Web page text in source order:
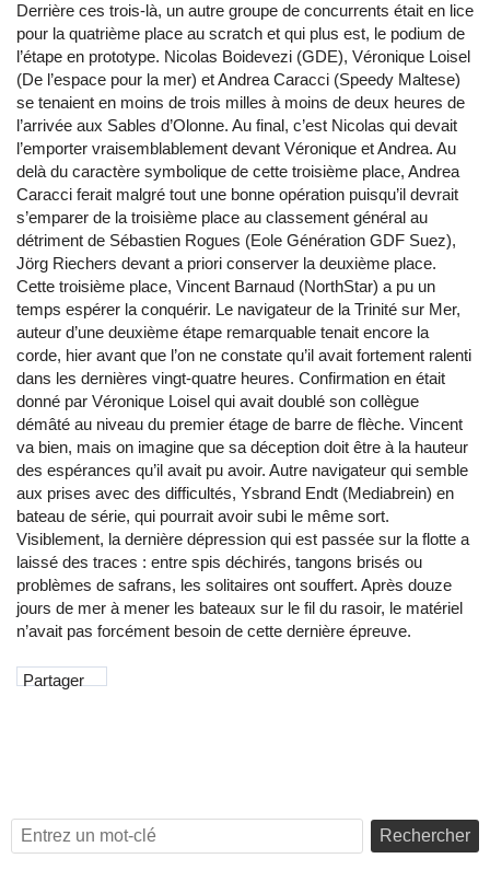
Derrière ces trois-là, un autre groupe de concurrents était en lice
pour la quatrième place au scratch et qui plus est, le podium de
l’étape en prototype. Nicolas Boidevezi (GDE), Véronique Loisel
(De l’espace pour la mer) et Andrea Caracci (Speedy Maltese)
se tenaient en moins de trois milles à moins de deux heures de
l’arrivée aux Sables d’Olonne. Au final, c’est Nicolas qui devait
l’emporter vraisemblablement devant Véronique et Andrea. Au
delà du caractère symbolique de cette troisième place, Andrea
Caracci ferait malgré tout une bonne opération puisqu’il devrait
s’emparer de la troisième place au classement général au
détriment de Sébastien Rogues (Eole Génération GDF Suez),
Jörg Riechers devant a priori conserver la deuxième place.
Cette troisième place, Vincent Barnaud (NorthStar) a pu un
temps espérer la conquérir. Le navigateur de la Trinité sur Mer,
auteur d’une deuxième étape remarquable tenait encore la
corde, hier avant que l’on ne constate qu’il avait fortement ralenti
dans les dernières vingt-quatre heures. Confirmation en était
donné par Véronique Loisel qui avait doublé son collègue
démâté au niveau du premier étage de barre de flèche. Vincent
va bien, mais on imagine que sa déception doit être à la hauteur
des espérances qu’il avait pu avoir. Autre navigateur qui semble
aux prises avec des difficultés, Ysbrand Endt (Mediabrein) en
bateau de série, qui pourrait avoir subi le même sort.
Visiblement, la dernière dépression qui est passée sur la flotte a
laissé des traces : entre spis déchirés, tangons brisés ou
problèmes de safrans, les solitaires ont souffert. Après douze
jours de mer à mener les bateaux sur le fil du rasoir, le matériel
n’avait pas forcément besoin de cette dernière épreuve.
Partager
Rechercher